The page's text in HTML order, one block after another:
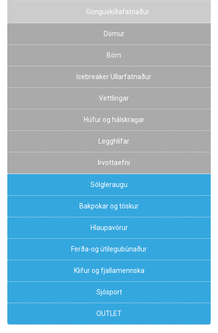
Gönguskíðafatnaður
Dömur
Börn
Icebreaker Ullarfatnaður
Vettlingar
Húfur og hálskragar
Legghlífar
Þvottaefni
Sólgleraugu
Bakpokar og töskur
Hlaupavörur
Ferða-og útilegubúnaður
Klifur og fjallamennska
Sjósport
OUTLET